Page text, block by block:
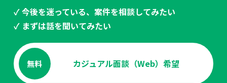
✓ 今後を迷っている、案件を相談してみたい
✓ まずは話を聞いてみたい
無料 カジュアル面談（Web）希望